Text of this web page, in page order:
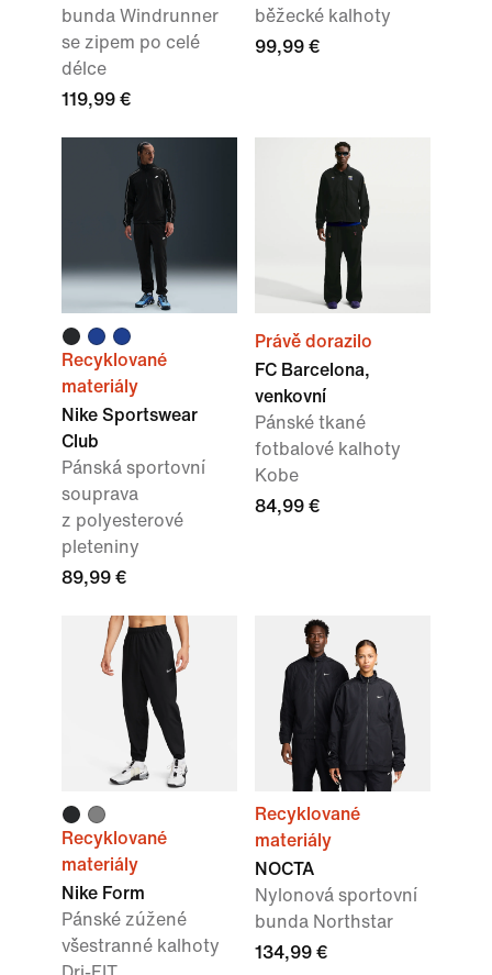
bunda Windrunner
se zipem po celé
délce
119,99 €
běžecké kalhoty
99,99 €
Recyklované
materiály
Nike Sportswear
Club
Pánská sportovní
souprava
z polyesterové
pleteniny
89,99 €
Právě dorazilo
FC Barcelona,
venkovní
Pánské tkané
fotbalové kalhoty
Kobe
84,99 €
Recyklované
materiály
Nike Form
Pánské zúžené
všestranné kalhoty
Recyklované
materiály
NOCTA
Nylonová sportovní
bunda Northstar
134,99 €